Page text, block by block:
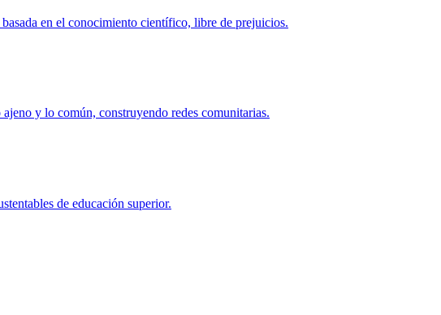
en el conocimiento científico, libre de prejuicios.
y lo común, construyendo redes comunitarias.
de educación superior.